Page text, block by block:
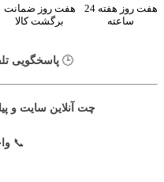
هفت روز هفته 24
ساعته
هفت روز ضمانت
برگشت کالا
🕒 پاسخگویی
چت آنلاین سایت و
📞